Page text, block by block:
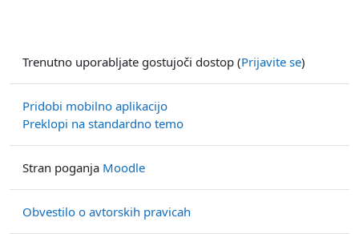
Trenutno uporabljate gostujoči dostop (Prijavite se)
Pridobi mobilno aplikacijo
Preklopi na standardno temo
Stran poganja Moodle
Obvestilo o avtorskih pravicah